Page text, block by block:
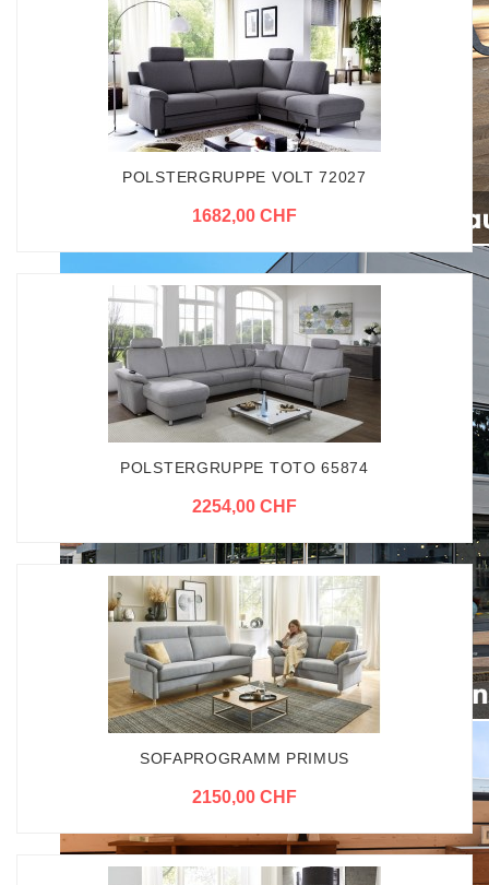
POLSTERGRUPPE VOLT 72027
1682,00 CHF
POLSTERGRUPPE TOTO 65874
2254,00 CHF
SOFAPROGRAMM PRIMUS
2150,00 CHF